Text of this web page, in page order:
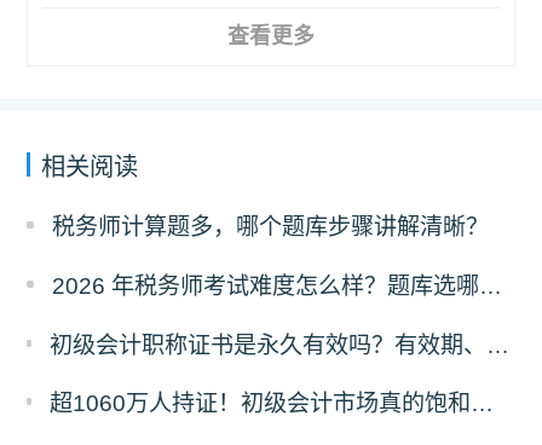
查看更多
相关阅读
税务师计算题多，哪个题库步骤讲解清晰？
2026 年税务师考试难度怎么样？题库选哪家的好？
初级会计职称证书是永久有效吗？有效期、领取时限及继续教育要求全解答
超1060万人持证！初级会计市场真的饱和了吗？含金量真相+2026备考攻略